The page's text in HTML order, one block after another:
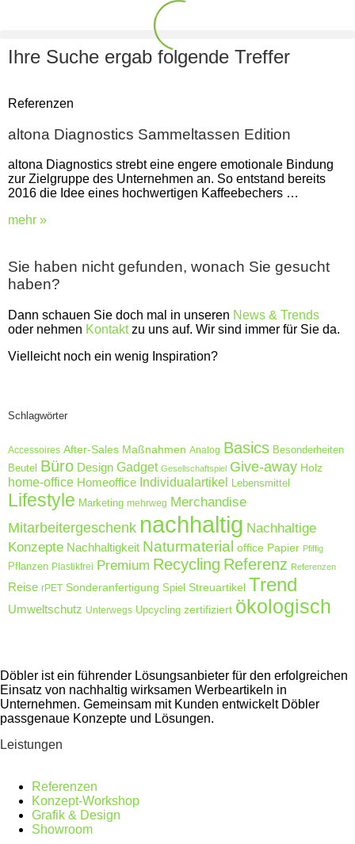
Ihre Suche ergab folgende Treffer
Referenzen
altona Diagnostics Sammeltassen Edition
altona Diagnostics strebt eine engere emotionale Bindung
zur Zielgruppe des Unternehmen an. So entstand bereits
2016 die Idee eines hochwertigen Kaffeebechers …
mehr »
Sie haben nicht gefunden, wonach Sie gesucht
haben?
Dann schauen Sie doch mal in unseren News & Trends
oder nehmen Kontaktzu uns auf. Wir sind immer für Sie da.
Vielleicht noch ein wenig Inspiration?
Schlagwörter
Accessoires After-Sales Maßnahmen Analog Basics Besonderheiten
Beutel Büro Design Gadget Gesellschaftspiel Give-away Holz
home-office Homeoffice Individualartikel Lebensmittel
Lifestyle Marketing mehrweg Merchandise
Mitarbeitergeschenk nachhaltig Nachhaltige
Konzepte Nachhaltigkeit Naturmaterial office Papier Pfiffig
Pflanzen Plastikfrei Premium Recycling Referenz Referenzen
Reise rPET Sonderanfertigung Spiel Streuartikel Trend
Umweltschutz Unterwegs Upcycling zertifiziert ökologisch
Döbler ist ein führender Lösungsanbieter für den erfolgreichen
Einsatz von nachhaltig wirksamen Werbeartikeln in
Unternehmen. Gemeinsam mit Kunden entwickelt Döbler
passgenaue Konzepte und Lösungen.
Leistungen
Referenzen
Konzept-Workshop
Grafik & Design
Showroom